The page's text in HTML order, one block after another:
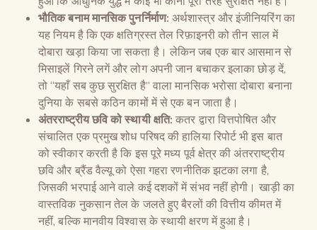
भौतिक बनाम मानसिक पुनर्निर्माण: अर्थशास्त्र और इंजीनियरिंग का
यह नियम है कि एक क्षतिग्रस्त तेल रिफ़ाइनरी को तीन साल में
दोबारा खड़ा किया जा सकता है। लेकिन जब एक बार आसमान से
मिसाइलें गिरने लगें और लोग अपनी जान बचाकर इलाका छोड़ दें,
तो “यहाँ सब कुछ सुरक्षित है” वाला मानसिक भरोसा दोबारा बनाना
दुनिया के सबसे कठिन कामों में से एक बन जाता है।
अंतरराष्ट्रीय छवि को स्थायी क्षति: कतर द्वारा वित्तपोषित और
संचालित एक प्रमुख शोध परिषद की हालिया रिपोर्ट भी इस बात
को स्वीकार करती है कि इस पूरे मध्य पूर्व क्षेत्र की अंतरराष्ट्रीय
छवि और ब्रैंड वैल्यू को ऐसा गहरा रणनीतिक झटका लगा है,
जिसकी भरपाई आने वाले कई दशकों में संभव नहीं होगी। खाड़ी का
वास्तविक नुकसान तेल के जलते हुए बैरलों की वित्तीय कीमत में
नहीं, बल्कि मानवीय विश्वास के स्थायी क्षरण में हुआ है।